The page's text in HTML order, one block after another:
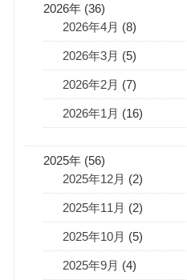
2026年 (36)
2026年4月 (8)
2026年3月 (5)
2026年2月 (7)
2026年1月 (16)
2025年 (56)
2025年12月 (2)
2025年11月 (2)
2025年10月 (5)
2025年9月 (4)